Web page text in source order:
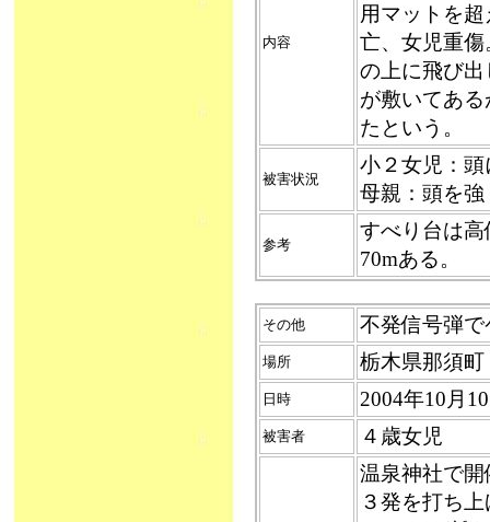
内容
用マットを
亡、女児重
の上に飛び
が敷いてあ
たという。
被害状況
小２女児：頭
母親：頭を
参考
すべり台は
70mある。
その他 不発信号弾で
場所 栃木県那須
日時 2004年10月
被害者 ４歳女児
温泉神社で
３発を打ち